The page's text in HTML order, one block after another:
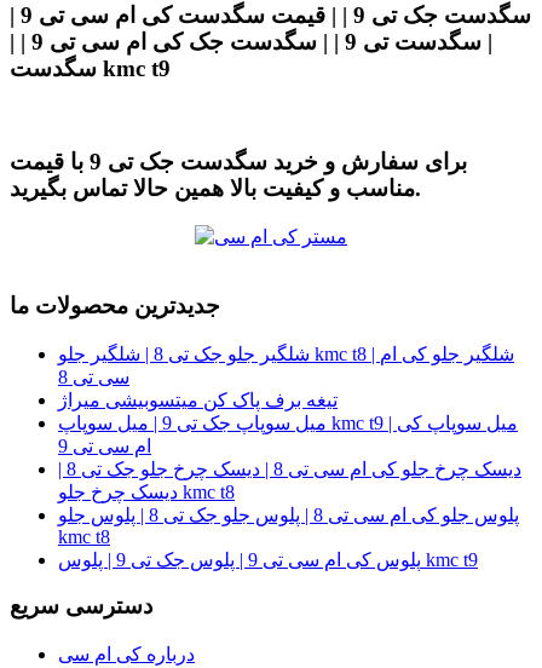
سگدست جک تی 9 | | قیمت سگدست کی ام سی تی 9 |
| سگدست تی 9 | | سگدست جک کی ام سی تی 9 | |
سگدست kmc t9
برای سفارش و خرید سگدست جک تی 9 با قیمت
مناسب و کیفیت بالا همین حالا تماس بگیرید.
جدیدترین محصولات ما
شلگیر جلو جک تی 8 | شلگیر جلو kmc t8 | شلگیر جلو کی ام
سی تی 8
تیغه برف پاک کن میتسوبیشی میراژ
میل سوپاپ جک تی 9 | میل سوپاپ kmc t9 | میل سوپاپ کی
ام سی تی 9
دیسک چرخ جلو کی ام سی تی 8 | دیسک چرخ جلو جک تی 8 |
دیسک چرخ جلو kmc t8
پلوس جلو کی ام سی تی 8 | پلوس جلو جک تی 8 | پلوس جلو
kmc t8
پلوس کی ام سی تی 9 | پلوس جک تی 9 | پلوس kmc t9
دسترسی سریع
درباره کی ام سی